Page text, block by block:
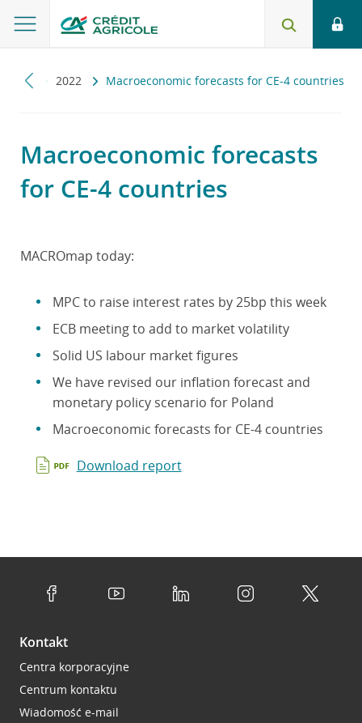
2022 Macroeconomic forecasts for CE-4 countries
Macroeconomic forecasts
for CE-4 countries
MACROmap today:
MPC to raise interest rates by 25bp this week
ECB meeting to add to market volatility
Solid US labour market figures
We have revised our inflation forecast and
monetary policy scenario for Poland
Macroeconomic forecasts for CE-4 countries
Download report
Kontakt
Centra korporacyjne
Centrum kontaktu
Wiadomość e-mail